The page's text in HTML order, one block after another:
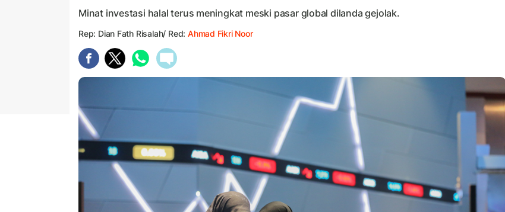
Minat investasi halal terus meningkat meski pasar global dilanda gejolak.
Rep: Dian Fath Risalah/ Red: Ahmad Fikri Noor